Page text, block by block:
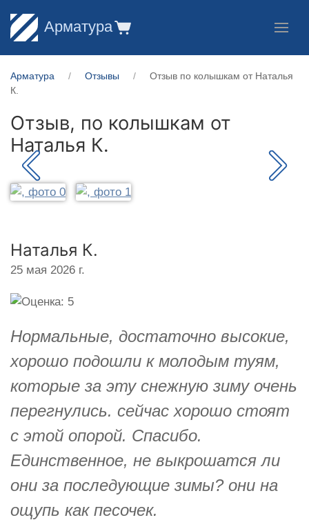
Арматура
Арматура Отзывы
Отзыв по колышкам от Наталья
К.
Отзыв, по колышкам от
Наталья К.
Наталья К.
25 мая 2026 г.
Нормальные, достаточно высокие,
хорошо подошли к молодым туям,
которые за эту снежную зиму очень
перегнулись. сейчас хорошо стоят
с этой опорой. Спасибо.
Единственное, не выкрошатся ли
они за последующие зимы? они на
ощупь как песочек.